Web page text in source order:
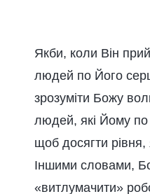
Якби, коли Він
людей по Його
зрозуміти Божу
людей, які Йому по
щоб досягти рівня,
Іншими словами,
«витлумачити»